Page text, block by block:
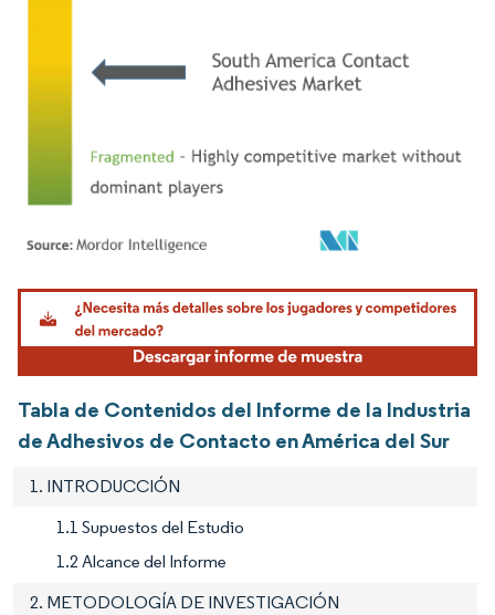
Imagen © Mordor Intelligence. El uso requiere atribución según CC BY 4.0.
Tabla de Contenidos del Informe de la Industria
de Adhesivos de Contacto en América del Sur
1. INTRODUCCIÓN
1.1 Supuestos del Estudio
1.2 Alcance del Informe
2. METODOLOGÍA DE INVESTIGACIÓN